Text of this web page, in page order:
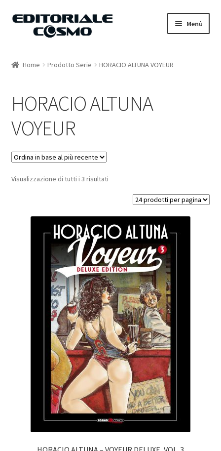
Vai
Vai
Menù
Carrello
Il mio account
Home Prodotto Serie HORACIO ALTUNA VOYEUR
HORACIO ALTUNA
VOYEUR
Visualizzazione di tutti i 3 risultati